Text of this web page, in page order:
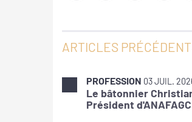
ARTICLES
PROFESSION 03 JUIL.
Le bâtonnier
Président d'ANAFAGC